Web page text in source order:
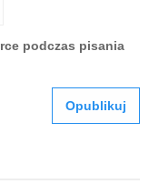
podczas pisania